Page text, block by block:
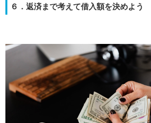
６．返済まで考えて借入額を決めよう